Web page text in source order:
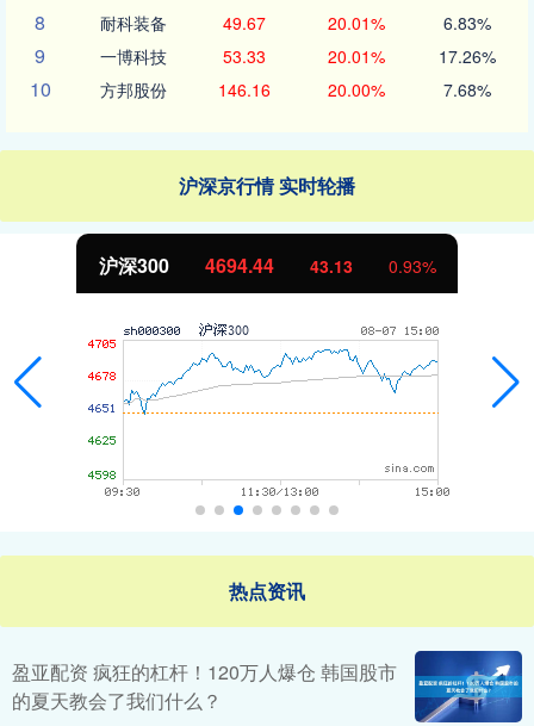
8 耐科装备 49.67 20.01% 6.83%
9 一博科技 53.33 20.01% 17.26%
10 方邦股份 146.16 20.00% 7.68%
沪深京行情 实时轮播
43.13 0.93%
热点资讯
盈亚配资 疯狂的杠杆！120万人爆仓 韩国股市
的夏天教会了我们什么？